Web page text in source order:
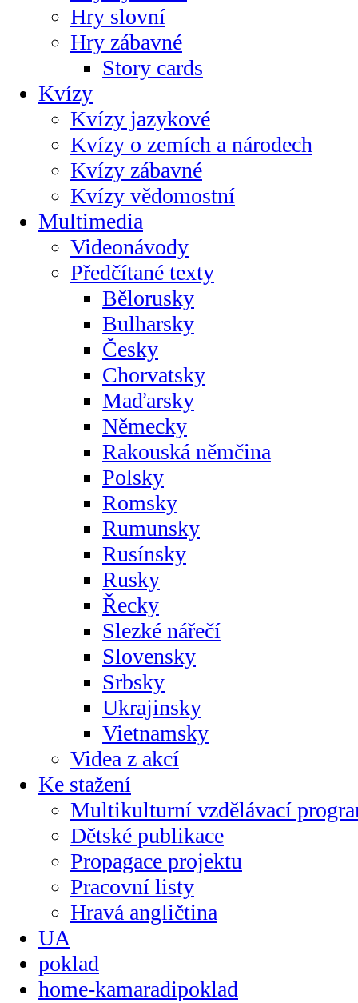
Hry slovní
Hry zábavné
Story cards
Kvízy
Kvízy jazykové
Kvízy o zemích a národech
Kvízy zábavné
Kvízy vědomostní
Multimedia
Videonávody
Předčítané texty
Bělorusky
Bulharsky
Česky
Chorvatsky
Maďarsky
Německy
Rakouská němčina
Polsky
Romsky
Rumunsky
Rusínsky
Rusky
Řecky
Slezké nářečí
Slovensky
Srbsky
Ukrajinsky
Vietnamsky
Videa z akcí
Ke stažení
Multikulturní vzdělávací
Dětské publikace
Propagace projektu
Pracovní listy
Hravá angličtina
UA
poklad
home-kamaradipoklad